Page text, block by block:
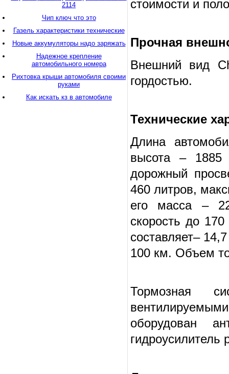
стоимости и
Прочная
Внешний вид
гордостью.
Технические
Длина
высота –
дорожный
460 литров,
его масса –
скорость до
составляет–
100 км. Объем
Тормозная
оборудован
гидроусилитель
2114
Чип ключ что это
Газель характеристики технические
Новые аккумуляторы надо заряжать
Надежное крепление
автомобильного номера
Рихтовка крыши автомобиля своими
руками
Как искать кз в автомобиле